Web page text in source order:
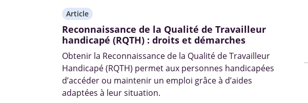
Article
Reconnaissance de la Qualité de Travailleur
handicapé (RQTH) : droits et démarches
Obtenir la Reconnaissance de la Qualité de Travailleur
Handicapé (RQTH) permet aux personnes handicapées
d’accéder ou maintenir un emploi grâce à d’aides
adaptées à leur situation.